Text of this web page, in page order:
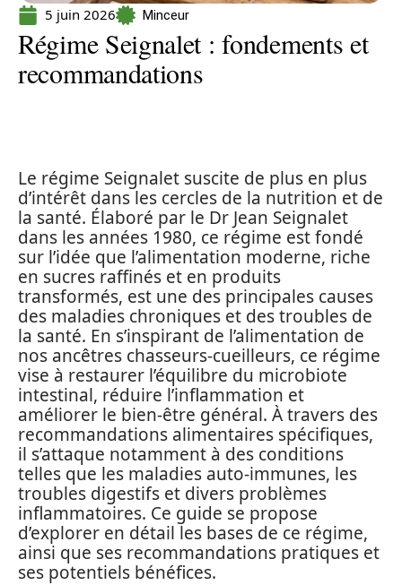
5 juin 2026 Minceur
Régime Seignalet : fondements et
recommandations
Le régime Seignalet suscite de plus en plus
d’intérêt dans les cercles de la nutrition et de
la santé. Élaboré par le Dr Jean Seignalet
dans les années 1980, ce régime est fondé
sur l’idée que l’alimentation moderne, riche
en sucres raffinés et en produits
transformés, est une des principales causes
des maladies chroniques et des troubles de
la santé. En s’inspirant de l’alimentation de
nos ancêtres chasseurs-cueilleurs, ce régime
vise à restaurer l’équilibre du microbiote
intestinal, réduire l’inflammation et
améliorer le bien-être général. À travers des
recommandations alimentaires spécifiques,
il s’attaque notamment à des conditions
telles que les maladies auto-immunes, les
troubles digestifs et divers problèmes
inflammatoires. Ce guide se propose
d’explorer en détail les bases de ce régime,
ainsi que ses recommandations pratiques et
ses potentiels bénéfices.